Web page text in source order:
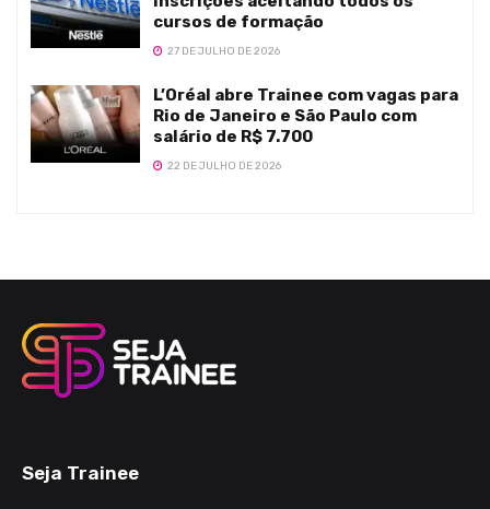
cursos de formação
27 DE JULHO DE 2026
L’Oréal abre Trainee com vagas para
Rio de Janeiro e São Paulo com
salário de R$ 7.700
22 DE JULHO DE 2026
Seja Trainee